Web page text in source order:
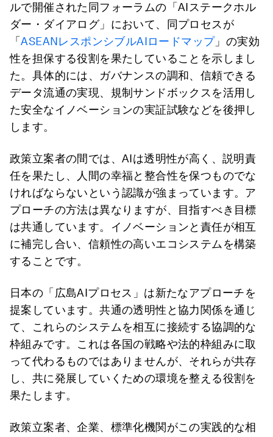
ルで開催された同フォーラムの「AIステークホル
ダー・ダイアログ」において、同プロセスが
「ASEANレスポンシブルAIロードマップ」の実効
性を担保する役割を果たしていることを示しまし
た。具体的には、ガバナンスの調和、信頼できる
データ流通の実現、規制サンドボックスを活用し
た安全なイノベーションの実証試験などを後押し
します。
政策立案者の間では、AIは透明性が高く、説明責
任を果たし、人間の幸福と整合性を保つものでな
ければならないという認識が強まっています。ア
プローチの方法は異なりますが、目指すべき目標
は共通しています。イノベーションと責任が相互
に補完し合い、信頼性の高いエコシステムを構築
することです。
日本の「広島AIプロセス」は新たなアプローチを
提案しています。共通の透明性と協力関係を通じ
て、これらのシステムを相互に接続する協調的な
枠組みです。これは各国の戦略や法的枠組みに取
って代わるものではありませんが、それらが共存
し、共に発展していくための環境を整える役割を
果たします。
政策立案者、企業、標準化機関がこの実践的な相